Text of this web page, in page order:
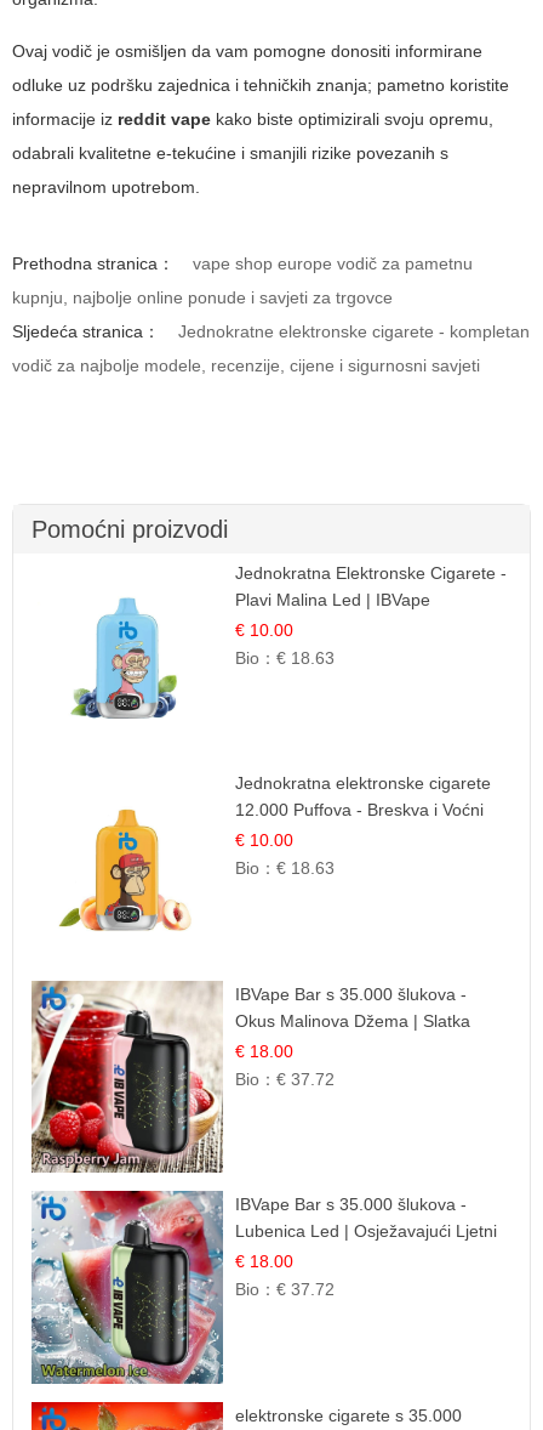
Ovaj vodič je osmišljen da vam pomogne donositi informirane
odluke uz podršku zajednica i tehničkih znanja; pametno koristite
informacije iz reddit vape kako biste optimizirali svoju opremu,
odabrali kvalitetne e-tekućine i smanjili rizike povezanih s
nepravilnom upotrebom.
Prethodna stranica：
vape shop europe vodič za pametnu
kupnju, najbolje online ponude i savjeti za trgovce
Sljedeća stranica：
Jednokratne elektronske cigarete - kompletan
vodič za najbolje modele, recenzije, cijene i sigurnosni savjeti
Pomoćni proizvodi
Jednokratna Elektronske Cigarete -
Plavi Malina Led | IBVape
€ 10.00
Bio：€ 18.63
Jednokratna elektronske cigarete
12.000 Puffova - Breskva i Voćni
Sok | Osježavajuća Voćna
Mješavina
€ 10.00
Bio：€ 18.63
IBVape Bar s 35.000 šlukova -
Okus Malinova Džema | Slatka
Voćna Aroma
€ 18.00
Bio：€ 37.72
IBVape Bar s 35.000 šlukova -
Lubenica Led | Osježavajući Ljetni
Okus
€ 18.00
Bio：€ 37.72
elektronske cigarete s 35.000